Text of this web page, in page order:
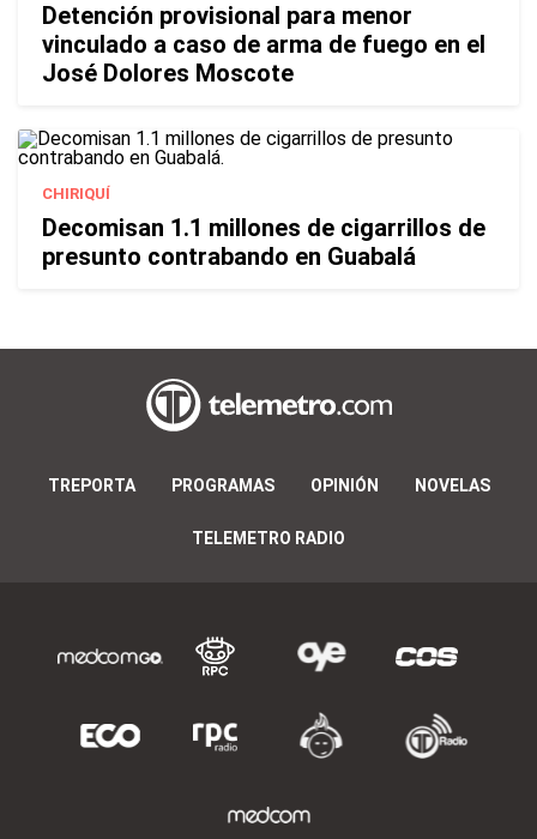
Detención provisional para menor
vinculado a caso de arma de fuego en el
José Dolores Moscote
CHIRIQUÍ
Decomisan 1.1 millones de cigarrillos de
presunto contrabando en Guabalá
TREPORTA PROGRAMAS OPINIÓN NOVELAS
TELEMETRO RADIO